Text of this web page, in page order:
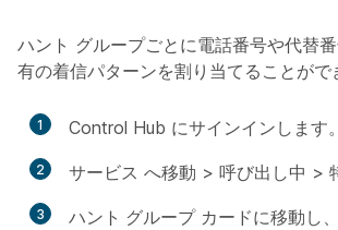
ハント グループごとに電話番号や代替
有の着信パターンを割り当てることがで
1 Control Hub にサインインします。
2 サービス へ移動 > 呼び出し中 >
3 ハント グループカードに移動し、